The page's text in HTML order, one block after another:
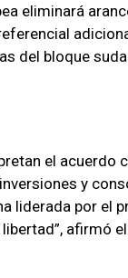
eliminará
del bloque
el acuerdo
y
liderada por el
afirmó